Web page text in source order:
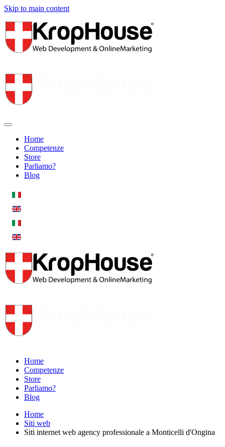
Skip to main content
Home
Competenze
Store
Parliamo?
Blog
Home
Competenze
Store
Parliamo?
Blog
Home
Siti web
Siti internet web agency professionale a Monticelli d'Ongina